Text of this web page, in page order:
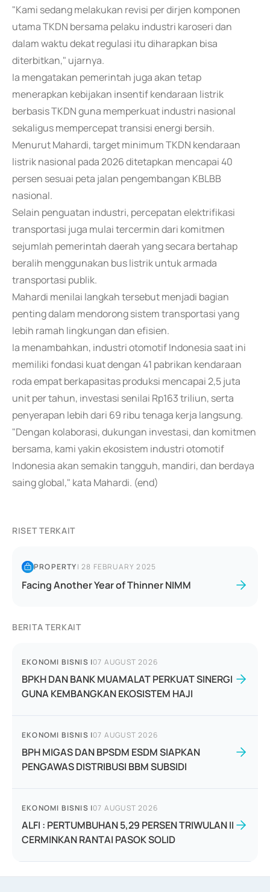
"Kami sedang melakukan revisi per dirjen komponen
utama TKDN bersama pelaku industri karoseri dan
dalam waktu dekat regulasi itu diharapkan bisa
diterbitkan," ujarnya.
Ia mengatakan pemerintah juga akan tetap
menerapkan kebijakan insentif kendaraan listrik
berbasis TKDN guna memperkuat industri nasional
sekaligus mempercepat transisi energi bersih.
Menurut Mahardi, target minimum TKDN kendaraan
listrik nasional pada 2026 ditetapkan mencapai 40
persen sesuai peta jalan pengembangan KBLBB
nasional.
Selain penguatan industri, percepatan elektrifikasi
transportasi juga mulai tercermin dari komitmen
sejumlah pemerintah daerah yang secara bertahap
beralih menggunakan bus listrik untuk armada
transportasi publik.
Mahardi menilai langkah tersebut menjadi bagian
penting dalam mendorong sistem transportasi yang
lebih ramah lingkungan dan efisien.
Ia menambahkan, industri otomotif Indonesia saat ini
memiliki fondasi kuat dengan 41 pabrikan kendaraan
roda empat berkapasitas produksi mencapai 2,5 juta
unit per tahun, investasi senilai Rp163 triliun, serta
penyerapan lebih dari 69 ribu tenaga kerja langsung.
"Dengan kolaborasi, dukungan investasi, dan komitmen
bersama, kami yakin ekosistem industri otomotif
Indonesia akan semakin tangguh, mandiri, dan berdaya
saing global," kata Mahardi. (end)
RISET TERKAIT
PROPERTY|28 FEBRUARY 2025
Facing Another Year of Thinner NIMM
BERITA TERKAIT
EKONOMI BISNIS |07 AUGUST 2026
BPKH DAN BANK MUAMALAT PERKUAT SINERGI
GUNA KEMBANGKAN EKOSISTEM HAJI
EKONOMI BISNIS |07 AUGUST 2026
BPH MIGAS DAN BPSDM ESDM SIAPKAN
PENGAWAS DISTRIBUSI BBM SUBSIDI
EKONOMI BISNIS |07 AUGUST 2026
ALFI : PERTUMBUHAN 5,29 PERSEN TRIWULAN II
CERMINKAN RANTAI PASOK SOLID